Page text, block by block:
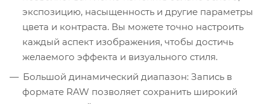
экспозицию, насыщенность и другие параметры
цвета и контраста. Вы можете точно настроить
каждый аспект изображения, чтобы достичь
желаемого эффекта и визуального стиля.
Большой динамический диапазон: Запись в
формате RAW позволяет сохранить широкий